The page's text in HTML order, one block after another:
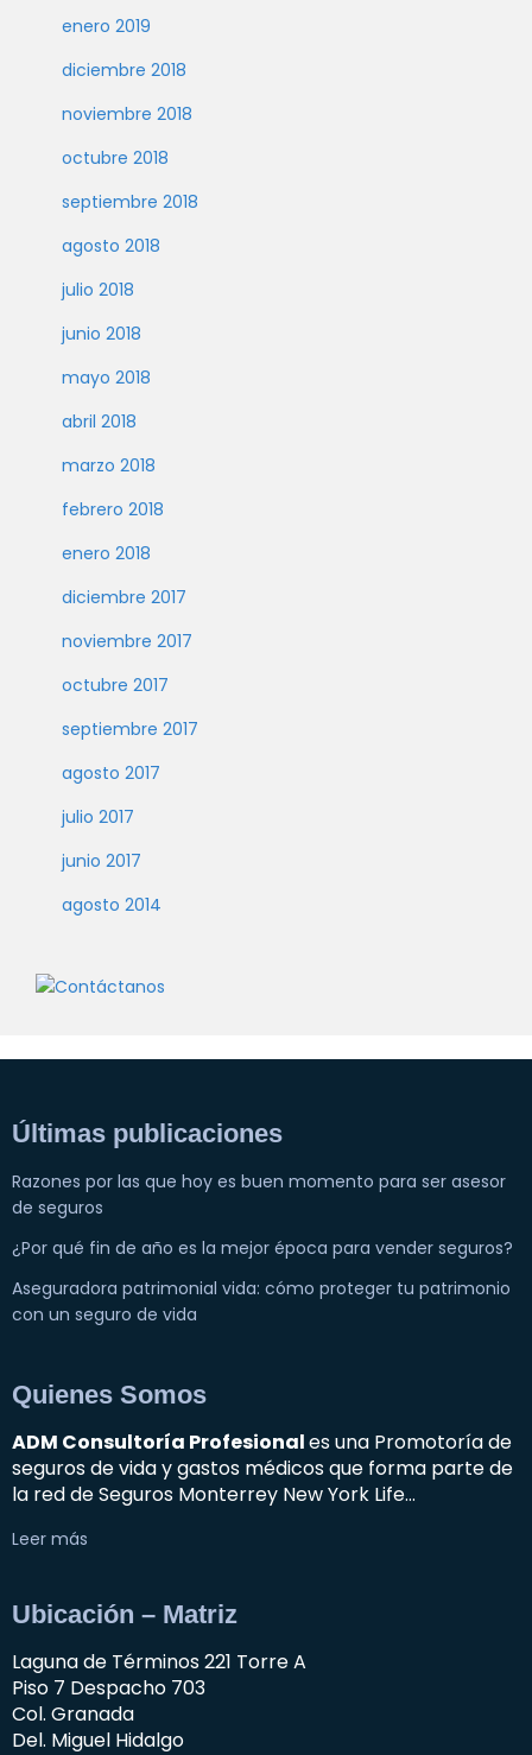
enero 2019
diciembre 2018
noviembre 2018
octubre 2018
septiembre 2018
agosto 2018
julio 2018
junio 2018
mayo 2018
abril 2018
marzo 2018
febrero 2018
enero 2018
diciembre 2017
noviembre 2017
octubre 2017
septiembre 2017
agosto 2017
julio 2017
junio 2017
agosto 2014
Últimas publicaciones
Razones por las que hoy es buen momento para ser asesor
de seguros
¿Por qué fin de año es la mejor época para vender seguros?
Aseguradora patrimonial vida: cómo proteger tu patrimonio
con un seguro de vida
Quienes Somos
ADM Consultoría Profesionales una Promotoría de
seguros de vida y gastos médicos que forma parte de
la red de Seguros Monterrey New York Life…
Leer más
Ubicación – Matriz
Laguna de Términos 221 Torre A
Piso 7 Despacho 703
Col. Granada
Del. Miguel Hidalgo